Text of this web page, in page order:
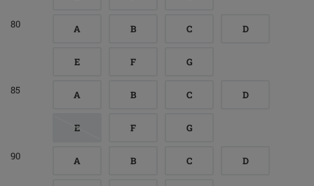
80 A B C D
E F G
85 A B C D
E F G
90 A B C D